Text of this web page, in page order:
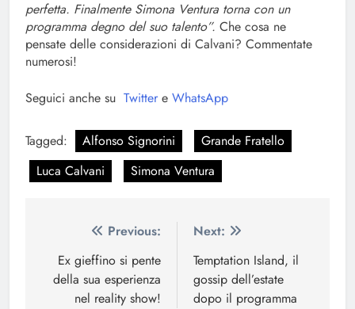
perfetta. Finalmente Simona Ventura torna con un
programma degno del suo talento”. Che cosa ne
pensate delle considerazioni di Calvani? Commentate
numerosi!
Seguici anche su Twitter e WhatsApp
Tagged: Alfonso Signorini
Grande Fratello
Luca Calvani
Simona Ventura
Navigazione
articoli
Previous:
Ex gieffino si pente
della sua esperienza
nel reality show!
Next:
Temptation Island, il
gossip dell’estate
dopo il programma